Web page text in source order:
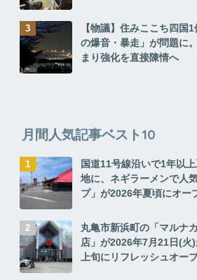
【物議】住みここち四国
の爆音・暴走」が問題に
まり強化を直接陳情へ
月間人気記事ベスト10
国道11号線沿いで1年以
地に、ネギラーメンで人
プ」が2026年夏頃にオー
丸亀市新浜町の「マルナ
店」が2026年7月21日(火
上旬にリフレッシュオー